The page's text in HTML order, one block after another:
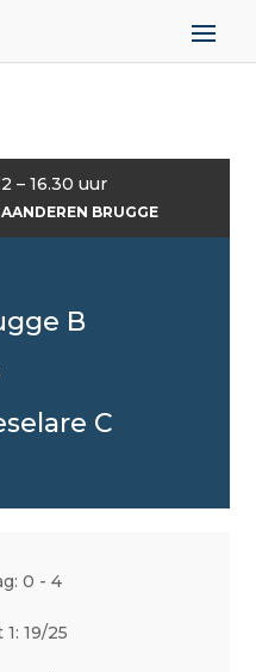
– 16.30 uur
BRUGGE
B
C
0 - 4
19/25